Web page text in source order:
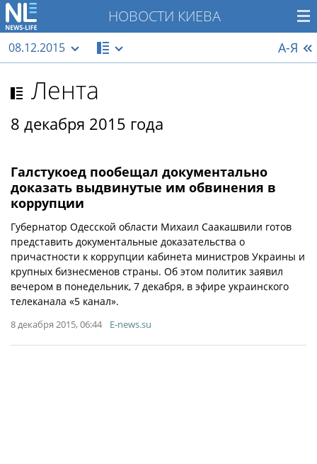
НОВОСТИ КИЕВА
08.12.2015 А-Я
Лента
8 декабря 2015 года
Галстукоед пообещал документально
доказать выдвинутые им обвинения в
коррупции
Губернатор Одесской области Михаил Саакашвили готов
представить документальные доказательства о
причастности к коррупции кабинета министров Украины и
крупных бизнесменов страны. Об этом политик заявил
вечером в понедельник, 7 декабря, в эфире украинского
телеканала «5 канал».
8 декабря 2015, 06:44 E-news.su